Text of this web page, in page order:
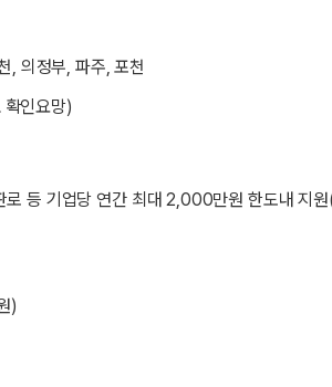
, 의정부, 파주, 포천
인요망)
등 기업당 연간 최대 2,000만원 한도내 지
)